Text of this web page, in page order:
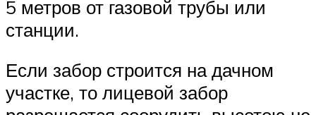
5 метров от газовой трубы или
станции.
Если забор строится на дачном
участке, то лицевой забор